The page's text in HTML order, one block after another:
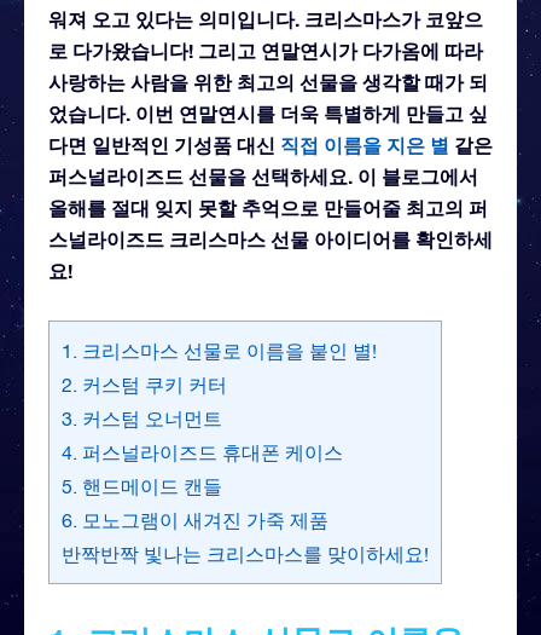
워져 오고 있다는 의미입니다. 크리스마스가 코앞으
로 다가왔습니다! 그리고 연말연시가 다가옴에 따라
사랑하는 사람을 위한 최고의 선물을 생각할 때가 되
었습니다. 이번 연말연시를 더욱 특별하게 만들고 싶
다면 일반적인 기성품 대신 직접 이름을 지은 별 같은
퍼스널라이즈드 선물을 선택하세요. 이 블로그에서
올해를 절대 잊지 못할 추억으로 만들어줄 최고의 퍼
스널라이즈드 크리스마스 선물 아이디어를 확인하세
요!
1. 크리스마스 선물로 이름을 붙인 별!
2. 커스텀 쿠키 커터
3. 커스텀 오너먼트
4. 퍼스널라이즈드 휴대폰 케이스
5. 핸드메이드 캔들
6. 모노그램이 새겨진 가죽 제품
반짝반짝 빛나는 크리스마스를 맞이하세요!